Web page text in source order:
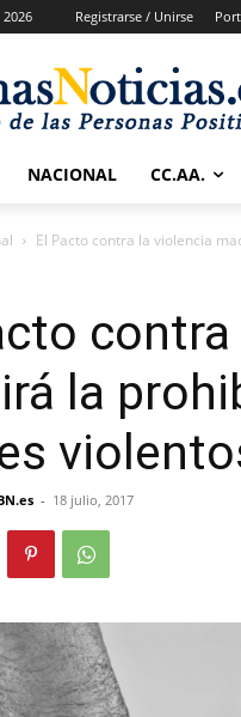
Registrarse / Unirse
NACIONAL CC.AA.
El Pacto contra la violencia
la
- 18 julio, 2017